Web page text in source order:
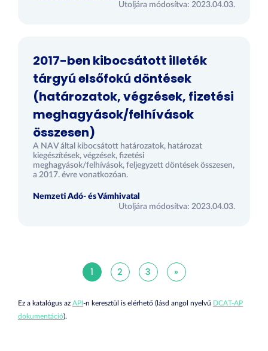
Utoljára módosítva: 2023.04.03.
2017-ben kibocsátott illeték
tárgyú elsőfokú döntések
(határozatok, végzések, fizetési
meghagyások/felhívások
összesen)
A NAV által kibocsátott határozatok, határozat
kiegészítések, végzések, fizetési
meghagyások/felhívások, feljegyzett döntések összesen,
a 2017. évre vonatkozóan.
Nemzeti Adó- és Vámhivatal
Utoljára módosítva: 2023.04.03.
1 2 3 »
Ez a katalógus az API-n keresztül is elérhető (lásd angol nyelvű DCAT-AP
dokumentáció).